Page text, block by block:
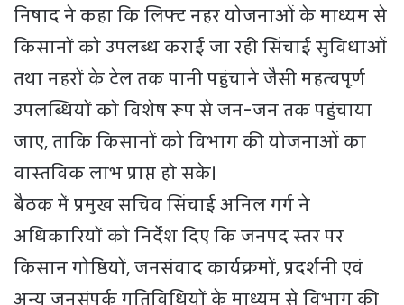
निषाद ने कहा कि लिफ्ट नहर योजनाओं के माध्यम से
किसानों को उपलब्ध कराई जा रही सिंचाई सुविधाओं
तथा नहरों के टेल तक पानी पहुंचाने जैसी महत्वपूर्ण
उपलब्धियों को विशेष रूप से जन-जन तक पहुंचाया
जाए, ताकि किसानों को विभाग की योजनाओं का
वास्तविक लाभ प्राप्त हो सके।
बैठक में प्रमुख सचिव सिंचाई अनिल गर्ग ने
अधिकारियों को निर्देश दिए कि जनपद स्तर पर
किसान गोष्ठियों, जनसंवाद कार्यक्रमों, प्रदर्शनी एवं
अन्य जनसंपर्क गतिविधियों के माध्यम से विभाग की